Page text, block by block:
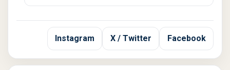
Facebook
X / Twitter
Instagram